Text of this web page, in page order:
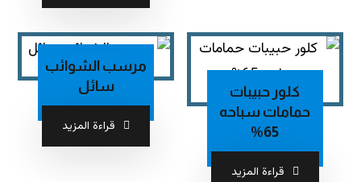
كلور حبيبات
حمامات سباحه
65%
قراءة المزيد
مرسب الشوائب
سائل
قراءة المزيد